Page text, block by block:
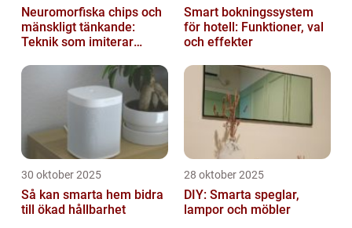
Neuromorfiska chips och
mänskligt tänkande:
Teknik som imiterar
Smart bokningssystem
för hotell: Funktioner, val
och effekter
30 oktober 2025
Så kan smarta hem bidra
till ökad hållbarhet
28 oktober 2025
DIY: Smarta speglar,
lampor och möbler